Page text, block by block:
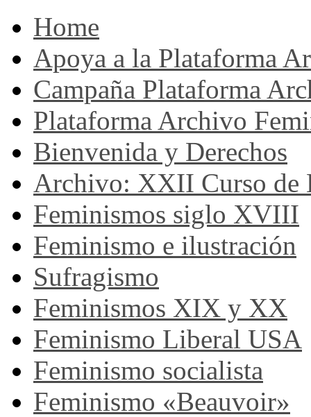
Home
Apoya a la Plataforma
Campaña Plataforma
Plataforma Archivo
Bienvenida y Derechos
Archivo: XXII Curso de
Feminismos siglo XVIII
Feminismo e ilustración
Sufragismo
Feminismos XIX y XX
Feminismo Liberal USA
Feminismo socialista
Feminismo «Beauvoir»